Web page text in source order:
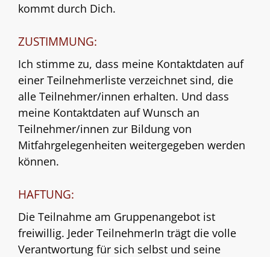
kommt durch Dich.
ZUSTIMMUNG:
Ich stimme zu, dass meine Kontaktdaten auf
einer Teilnehmerliste verzeichnet sind, die
alle Teilnehmer/innen erhalten. Und dass
meine Kontaktdaten auf Wunsch an
Teilnehmer/innen zur Bildung von
Mitfahrgelegenheiten weitergegeben werden
können.
HAFTUNG:
Die Teilnahme am Gruppenangebot ist
freiwillig. Jeder TeilnehmerIn trägt die volle
Verantwortung für sich selbst und seine